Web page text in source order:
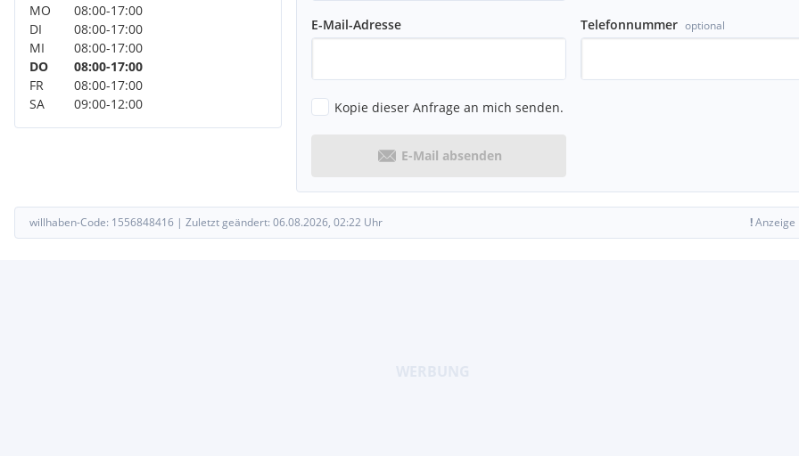
MO
08:00-17:00
DI
08:00-17:00
MI
08:00-17:00
DO
08:00-17:00
FR
08:00-17:00
SA
09:00-12:00
E-Mail-Adresse Telefonnummer optional
Kopie dieser Anfrage an mich senden.
E-Mail absenden
willhaben-Code: 1556848416 | Zuletzt geändert: 06.08.2026, 02:22 Uhr !Anzeige